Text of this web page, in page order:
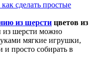
сделать простые
из шерсти цветов из
из шерсти можно
мягкие игрушки,
просто собирать в